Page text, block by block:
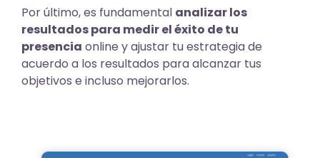
Por último, es fundamental analizar los
resultados para medir el éxito de tu
presencia online y ajustar tu estrategia de
acuerdo a los resultados para alcanzar tus
objetivos e incluso mejorarlos.